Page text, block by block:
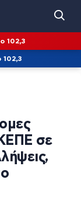
102,3
102,3
σε